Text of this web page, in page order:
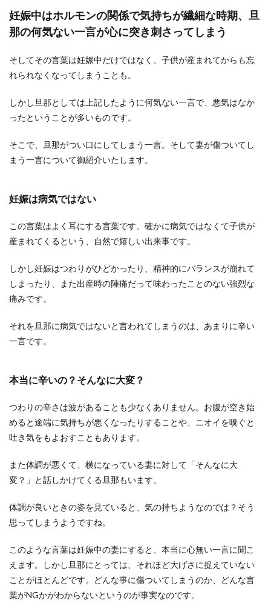
妊娠中はホルモンの関係で気持ちが繊細な時期、旦
那の何気ない一言が心に突き刺さってしまう
そしてその言葉は妊娠中だけではなく、子供が産まれてからも忘
れられなくなってしまうことも。
しかし旦那としては上記したように何気ない一言で、悪気はなか
ったということが多いものです。
そこで、旦那がつい口にしてしまう一言。そして妻が傷ついてし
まう一言について御紹介いたします。
妊娠は病気ではない
この言葉はよく耳にする言葉です。確かに病気ではなくて子供が
産まれてくるという、自然で嬉しい出来事です。
しかし妊娠はつわりがひどかったり、精神的にバランスが崩れて
しまったり、また出産時の陣痛だって味わったことのない強烈な
痛みです。
それを旦那に病気ではないと言われてしまうのは、あまりに辛い
一言です。
本当に辛いの？そんなに大変？
つわりの辛さは波があることも少なくありません。お腹が空き始
めると途端に気持ちが悪くなったりすることや、ニオイを嗅ぐと
吐き気をもよおすこともあります。
また体調が悪くて、横になっている妻に対して「そんなに大
変？」と話しかけてくる旦那もいます。
体調が良いときの姿を見ていると、気の持ちようなのでは？そう
思ってしまうようですね。
このような言葉は妊娠中の妻にすると、本当に心無い一言に聞こ
えます。しかし旦那にとっては、それほど大げさに捉えていない
ことがほとんどです。どんな事に傷ついてしまうのか、どんな言
葉がNGかがわからないというのが事実なのです。